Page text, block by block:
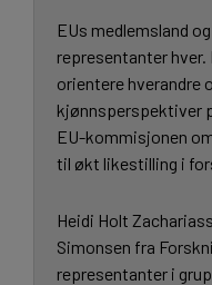
EUs medlemsland
representanter hver.
orientere hverandre
kjønnsperspektiver
EU-kommisjonen
til økt likestilling i
Heidi Holt
Simonsen fra
representanter i